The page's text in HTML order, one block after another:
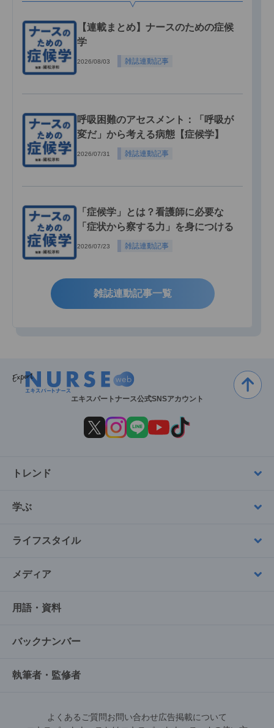
【連載まとめ】ナースのための症候
学
2026/08/03 雑誌連動記事
呼吸困難のアセスメント：「呼吸が
変だ」から考える病態【症候学】
2026/07/31 雑誌連動記事
「症候学」とは？看護師に必要な
「症状から察する力」を身につける
2026/07/23 雑誌連動記事
雑誌連動記事一覧
エキスパートナース公式SNSアカウント
トレンド
学ぶ
ライフスタイル
メディア
用語・資料
バックナンバー
執筆者・監修者
よくあるご質問お問い合わせ広告掲載について